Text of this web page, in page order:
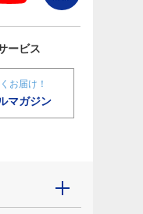
ービス
お届け！
マガジン